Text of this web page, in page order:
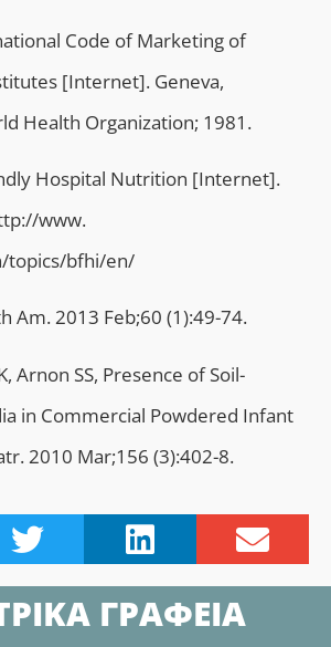
Code of Marketing of
[Internet]. Geneva,
Health Organization; 1981.
Hospital Nutrition [Internet].
www.
topics/bfhi/en/
Am. 2013 Feb;60 (1):49-74.
Arnon SS, Presence of Soil-
in Commercial Powdered Infant
2010 Mar;156 (3):402-8.
ΓΡΑΦΕΙΑ